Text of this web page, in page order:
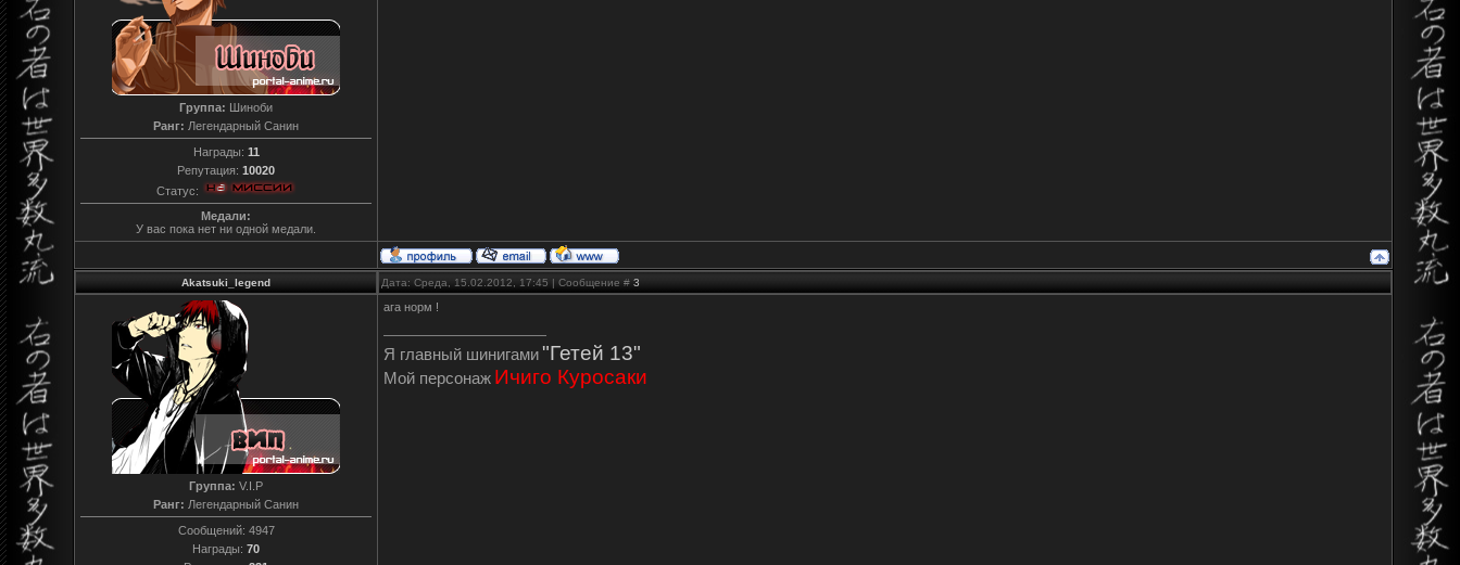
Группа: Шиноби
Ранг: Легендарный Санин
Награды: 11
Репутация: 10020
Статус:
Медали:
У вас пока нет ни одной медали.
Akatsuki_legend Дата: Среда, 15.02.2012, 17:45 | Сообщение # 3
Группа: V.I.P
Ранг: Легендарный Санин
Сообщений: 4947
Награды: 70
ага норм !
Я главный шинигами"Гетей 13"
Мой персонаж Ичиго Куросаки